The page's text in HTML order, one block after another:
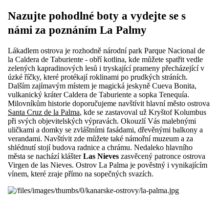
Nazujte pohodlné boty a vydejte se s
námi za poznáním La Palmy
Lákadlem ostrova je rozhodně národní park Parque Nacional de
la Caldera de Taburiente - obří kotlina, kde můžete spatřit vedle
zelených kapradinových lesů i tryskající prameny přecházející v
úzké říčky, které protékají roklinami po prudkých stráních.
Dalším zajímavým místem je magická jeskyně Cueva Bonita,
vulkanický kráter Caldera de Taburiente a sopka Tenequía.
Milovníkům historie doporučujeme navštívit hlavní město ostrova
Santa Cruz de la Palma, kde se zastavoval už Kryštof Kolumbus
při svých objevitelských výpravách. Okouzlí Vás malebnými
uličkami a domky se zvláštními fasádami, dřevěnými balkony a
verandami. Navštívit zde můžete také námořní muzeum a za
shlédnutí stojí budova radnice a chrámu. Nedaleko hlavního
města se nachází klášterLas Nieves zasvěcený patronce ostrova
Virgen de las Nieves. Ostrov La Palma je pověstný i vynikajícím
vínem, které zraje přímo na sopečných svazích.